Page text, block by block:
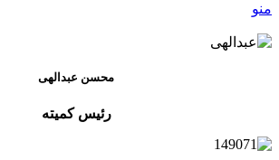
منو
محسن عبدالهی
رئیس کمیته